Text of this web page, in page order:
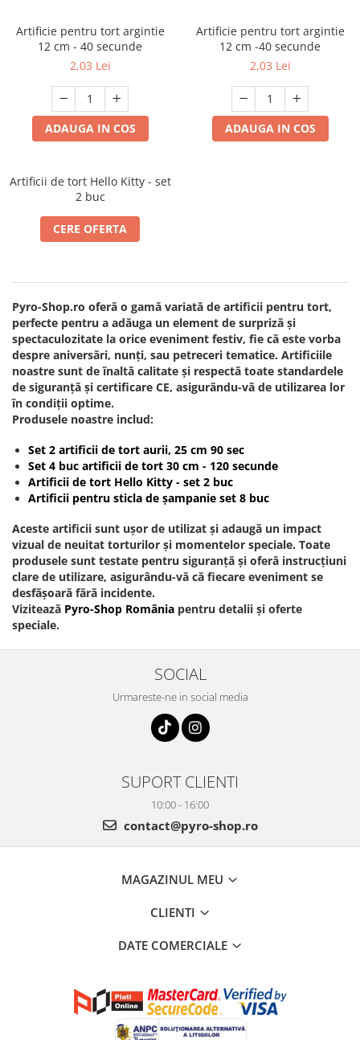
Artificie pentru tort argintie
12 cm - 40 secunde
2,03 Lei
ADAUGA IN COS
Artificie pentru tort argintie
12 cm -40 secunde
2,03 Lei
ADAUGA IN COS
Artificii de tort Hello Kitty - set
2 buc
CERE OFERTA
Pyro-Shop.ro oferă o gamă variată de artificii pentru tort,
perfecte pentru a adăuga un element de surpriză și
spectaculozitate la orice eveniment festiv, fie că este vorba
despre aniversări, nunți, sau petreceri tematice. Artificiile
noastre sunt de înaltă calitate și respectă toate standardele
de siguranță și certificare CE, asigurându-vă de utilizarea lor
în condiții optime.
Produsele noastre includ:
Set 2 artificii de tort aurii, 25 cm 90 sec
Set 4 buc artificii de tort 30 cm - 120 secunde
Artificii de tort Hello Kitty - set 2 buc
Artificii pentru sticla de șampanie set 8 buc
Aceste artificii sunt ușor de utilizat și adaugă un impact
vizual de neuitat torturilor și momentelor speciale. Toate
produsele sunt testate pentru siguranță și oferă instrucțiuni
clare de utilizare, asigurându-vă că fiecare eveniment se
desfășoară fără incidente.
Vizitează Pyro-Shop România pentru detalii și oferte
speciale.
SOCIAL
Urmareste-ne in social media
SUPORT CLIENTI
10:00 - 16:00
contact@pyro-shop.ro
MAGAZINUL MEU
CLIENTI
DATE COMERCIALE